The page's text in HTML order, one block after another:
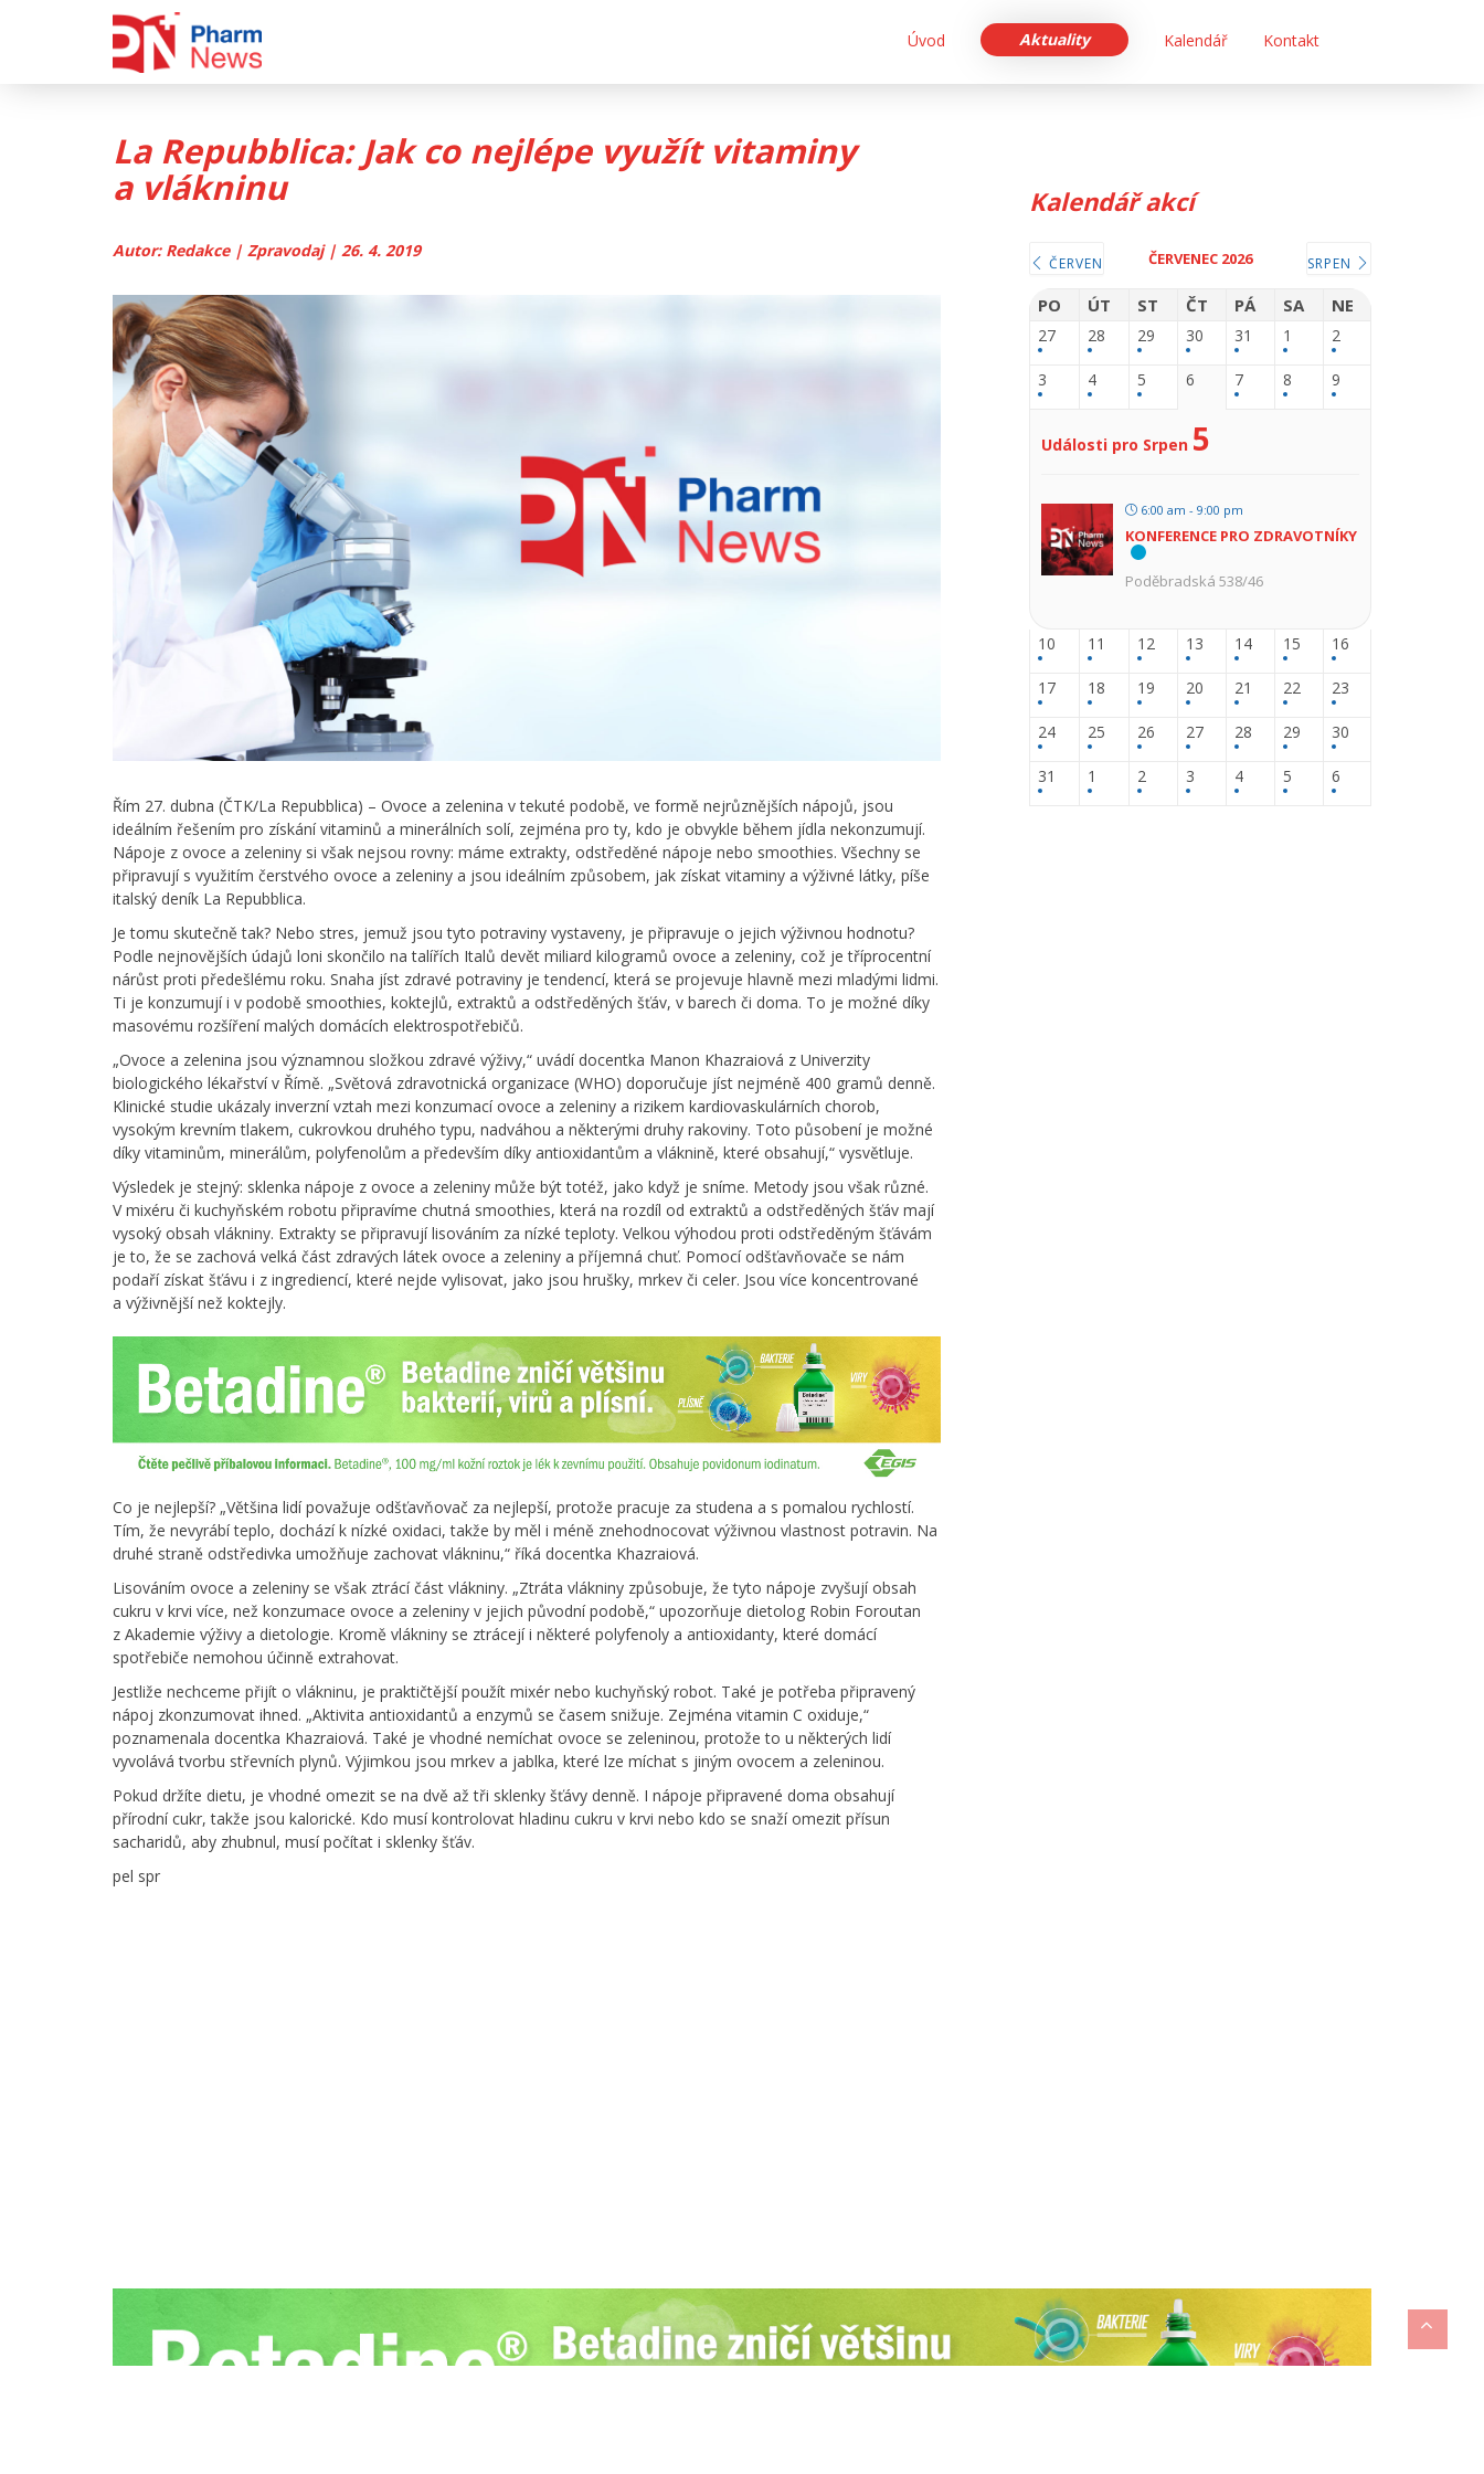
Úvod Aktuality Kalendář Kontakt
La Repubblica: Jak co nejlépe využít vitaminy
a vlákninu
Autor: Redakce | Zpravodaj | 26. 4. 2019
Řím 27. dubna (ČTK/La Repubblica) – Ovoce a zelenina v tekuté podobě, ve formě nejrůznějších nápojů, jsou
ideálním řešením pro získání vitaminů a minerálních solí, zejména pro ty, kdo je obvykle během jídla nekonzumují.
Nápoje z ovoce a zeleniny si však nejsou rovny: máme extrakty, odstředěné nápoje nebo smoothies. Všechny se
připravují s využitím čerstvého ovoce a zeleniny a jsou ideálním způsobem, jak získat vitaminy a výživné látky, píše
italský deník La Repubblica.
Je tomu skutečně tak? Nebo stres, jemuž jsou tyto potraviny vystaveny, je připravuje o jejich výživnou hodnotu?
Podle nejnovějších údajů loni skončilo na talířích Italů devět miliard kilogramů ovoce a zeleniny, což je tříprocentní
nárůst proti předešlému roku. Snaha jíst zdravé potraviny je tendencí, která se projevuje hlavně mezi mladými lidmi.
Ti je konzumují i v podobě smoothies, koktejlů, extraktů a odstředěných šťáv, v barech či doma. To je možné díky
masovému rozšíření malých domácích elektrospotřebičů.
„Ovoce a zelenina jsou významnou složkou zdravé výživy,“ uvádí docentka Manon Khazraiová z Univerzity
biologického lékařství v Římě. „Světová zdravotnická organizace (WHO) doporučuje jíst nejméně 400 gramů denně.
Klinické studie ukázaly inverzní vztah mezi konzumací ovoce a zeleniny a rizikem kardiovaskulárních chorob,
vysokým krevním tlakem, cukrovkou druhého typu, nadváhou a některými druhy rakoviny. Toto působení je možné
díky vitaminům, minerálům, polyfenolům a především díky antioxidantům a vláknině, které obsahují,“ vysvětluje.
Výsledek je stejný: sklenka nápoje z ovoce a zeleniny může být totéž, jako když je sníme. Metody jsou však různé.
V mixéru či kuchyňském robotu připravíme chutná smoothies, která na rozdíl od extraktů a odstředěných šťáv mají
vysoký obsah vlákniny. Extrakty se připravují lisováním za nízké teploty. Velkou výhodou proti odstředěným šťávám
je to, že se zachová velká část zdravých látek ovoce a zeleniny a příjemná chuť. Pomocí odšťavňovače se nám
podaří získat šťávu i z ingrediencí, které nejde vylisovat, jako jsou hrušky, mrkev či celer. Jsou více koncentrované
a výživnější než koktejly.
Co je nejlepší? „Většina lidí považuje odšťavňovač za nejlepší, protože pracuje za studena a s pomalou rychlostí.
Tím, že nevyrábí teplo, dochází k nízké oxidaci, takže by měl i méně znehodnocovat výživnou vlastnost potravin. Na
druhé straně odstředivka umožňuje zachovat vlákninu,“ říká docentka Khazraiová.
Lisováním ovoce a zeleniny se však ztrácí část vlákniny. „Ztráta vlákniny způsobuje, že tyto nápoje zvyšují obsah
cukru v krvi více, než konzumace ovoce a zeleniny v jejich původní podobě,“ upozorňuje dietolog Robin Foroutan
z Akademie výživy a dietologie. Kromě vlákniny se ztrácejí i některé polyfenoly a antioxidanty, které domácí
spotřebiče nemohou účinně extrahovat.
Jestliže nechceme přijít o vlákninu, je praktičtější použít mixér nebo kuchyňský robot. Také je potřeba připravený
nápoj zkonzumovat ihned. „Aktivita antioxidantů a enzymů se časem snižuje. Zejména vitamin C oxiduje,“
poznamenala docentka Khazraiová. Také je vhodné nemíchat ovoce se zeleninou, protože to u některých lidí
vyvolává tvorbu střevních plynů. Výjimkou jsou mrkev a jablka, které lze míchat s jiným ovocem a zeleninou.
Pokud držíte dietu, je vhodné omezit se na dvě až tři sklenky šťávy denně. I nápoje připravené doma obsahují
přírodní cukr, takže jsou kalorické. Kdo musí kontrolovat hladinu cukru v krvi nebo kdo se snaží omezit přísun
sacharidů, aby zhubnul, musí počítat i sklenky šťáv.
pel spr
Kalendář akcí
ČERVEN ČERVENEC 2026 SRPEN
PO ÚT ST ČT PÁ SA NE
27 28 29 30 31 1 2
3 4 5 6 7 8 9
Události pro Srpen 5
6:00 am - 9:00 pm
KONFERENCE PRO ZDRAVOTNÍKY
Poděbradská 538/46
10 11 12 13 14 15 16
17 18 19 20 21 22 23
24 25 26 27 28 29 30
31 1 2 3 4 5 6